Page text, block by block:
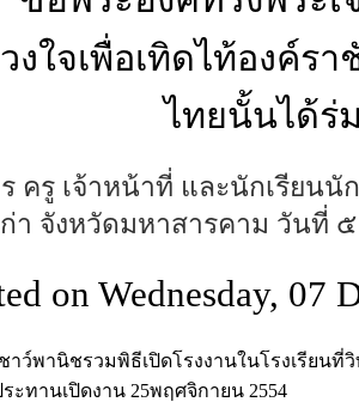
งใจเพื่อเทิดไท้องค์ร
ไทยนั้นได้ร่
ครู เจ้าหน้าที่ และนักเรียนนั
า จังหวัดมหาสารคาม วันที่
on Wednesday, 07
าว์พานิชรวมพิธีเปิดโรงงานในโรงเรียน
ะทานเปิดงาน 25พฤศจิกายน 2554